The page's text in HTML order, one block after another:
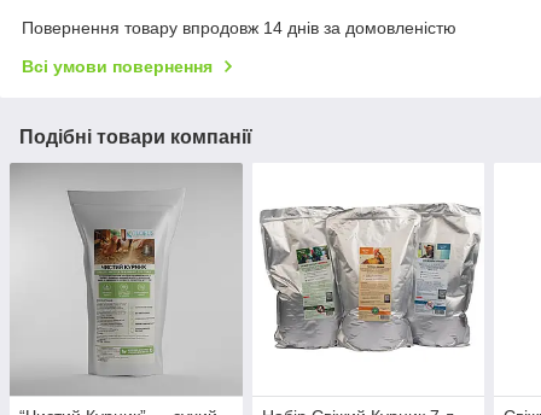
Повернення товару впродовж 14 днів за домовленістю
Всі умови повернення
Подібні товари компанії